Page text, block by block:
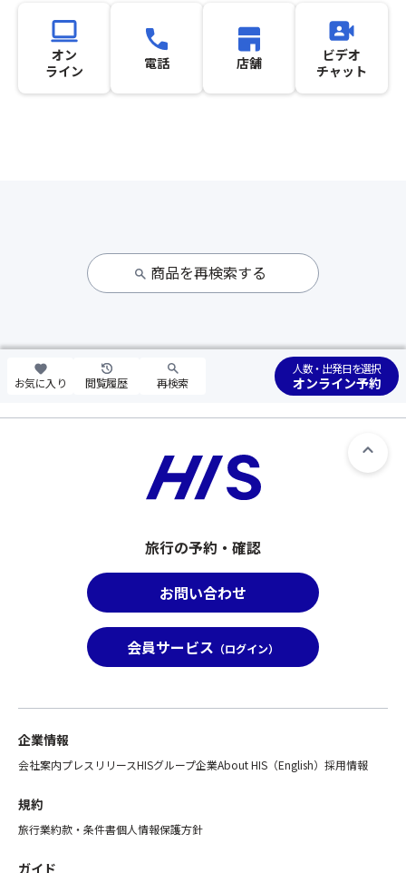
オン
ライン
電話 店舗
ビデオ
チャット
商品を再検索する
お気に入り 閲覧履歴 再検索
人数・出発日を選択
オンライン予約
旅行の予約・確認
お問い合わせ
会員サービス （ログイン）
企業情報
会社案内プレスリリースHISグループ企業About HIS（English） 採用情報
規約
旅行業約款・条件書個人情報保護方針
ガイド